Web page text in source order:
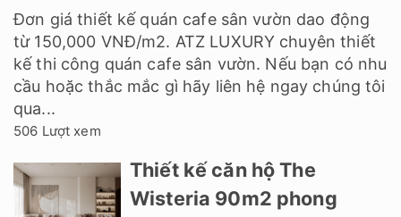
Đơn giá thiết kế quán cafe sân vườn dao động
từ 150,000 VNĐ/m2. ATZ LUXURY chuyên thiết
kế thi công quán cafe sân vườn. Nếu bạn có nhu
cầu hoặc thắc mắc gì hãy liên hệ ngay chúng tôi
qua...
506 Lượt xem
Thiết kế căn hộ The
Wisteria 90m2 phong